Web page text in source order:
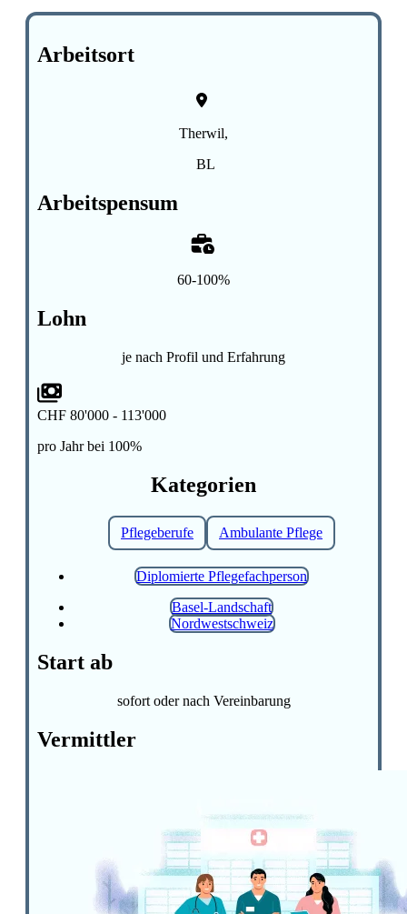
Arbeitsort
Therwil,
BL
Arbeitspensum
60-100%
Lohn
je nach Profil und Erfahrung
CHF 80'000 - 113'000
pro Jahr bei 100%
Kategorien
Pflegeberufe Ambulante Pflege
Diplomierte Pflegefachperson
Basel-Landschaft
Nordwestschweiz
Start ab
sofort oder nach Vereinbarung
Vermittler